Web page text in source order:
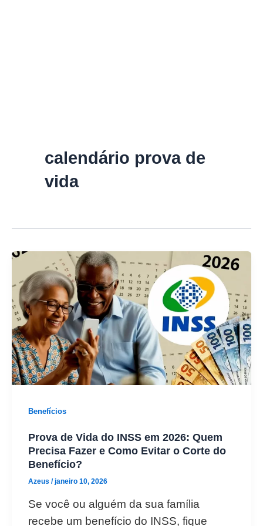
calendário prova de
vida
Benefícios
Prova de Vida do INSS em 2026: Quem
Precisa Fazer e Como Evitar o Corte do
Benefício?
Azeus /janeiro 10, 2026
Se você ou alguém da sua família
recebe um benefício do INSS, fique